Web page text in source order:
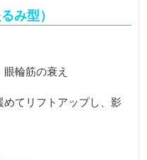
み型）
輪筋の衰え
てリフトアップし、影